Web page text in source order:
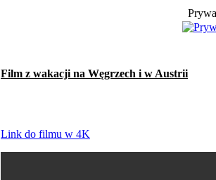
Film z wakacji na Węgrzech i w Austrii
Link do filmu w 4K